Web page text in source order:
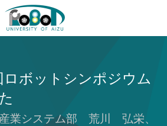
ロボットシンポジウム
業システム部 荒川 弘栄、